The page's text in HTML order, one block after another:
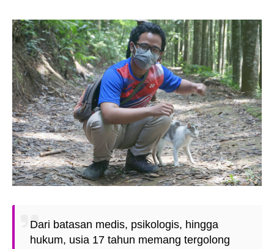
Dari batasan medis, psikologis, hingga
hukum, usia 17 tahun memang tergolong